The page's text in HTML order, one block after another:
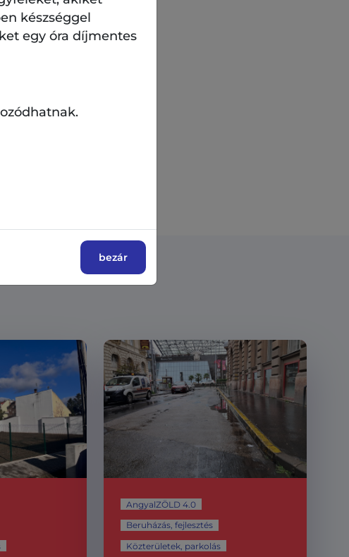
utca tengely
AngyalZÖLD 4.0
Beruházás, fejlesztés
Közterületek, parkolás
készséggel
egy óra díjmentes
bezár